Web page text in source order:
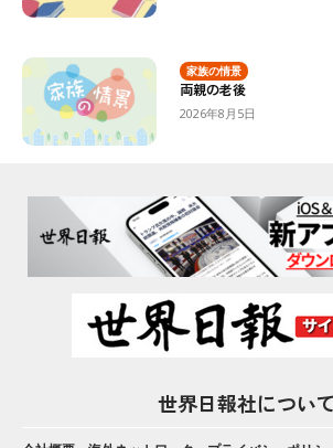
家族の情景
両親の老後
2026年8月5日
世界日報社について